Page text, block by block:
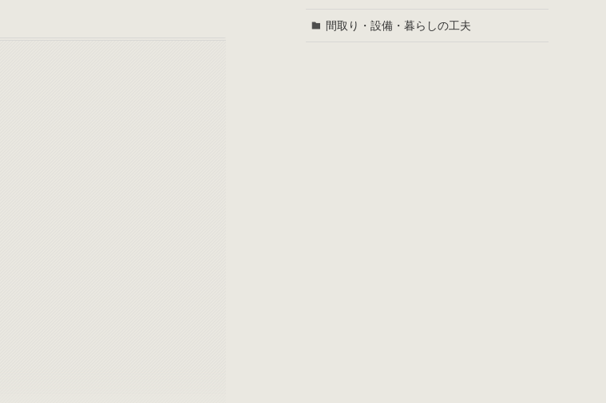
間取り・設備・暮らしの工夫